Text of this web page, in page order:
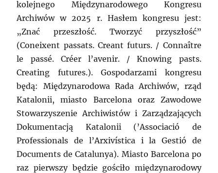
kolejnego Międzynarodowego Kongresu
Archiwów w 2025 r. Hasłem kongresu jest:
„Znać przeszłość. Tworzyć przyszłość”
(Coneixent passats. Creant futurs. / Connaître
le passé. Créer l’avenir. / Knowing pasts.
Creating futures.). Gospodarzami kongresu
będą: Międzynarodowa Rada Archiwów, rząd
Katalonii, miasto Barcelona oraz Zawodowe
Stowarzyszenie Archiwistów i Zarządzających
Dokumentacją Katalonii (’Associació de
Professionals de l’Arxivística i la Gestió de
Documents de Catalunya). Miasto Barcelona po
raz pierwszy będzie gościło międzynarodowy